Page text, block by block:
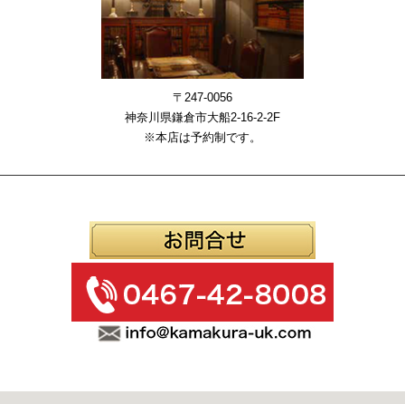
〒247-0056
神奈川県鎌倉市大船2-16-2-2F
※本店は予約制です。